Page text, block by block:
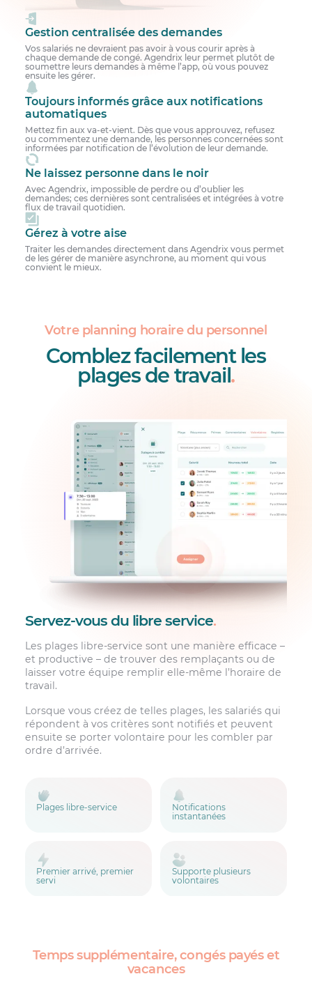
Gestion centralisée des demandes
Vos salariés ne devraient pas avoir à vous courir après à
chaque demande de congé. Agendrix leur permet plutôt de
soumettre leurs demandes à même l’app, où vous pouvez
ensuite les gérer.
Toujours informés grâce aux notifications
automatiques
Mettez fin aux va-et-vient. Dès que vous approuvez, refusez
ou commentez une demande, les personnes concernées sont
informées par notification de l’évolution de leur demande.
Ne laissez personne dans le noir
Avec Agendrix, impossible de perdre ou d’oublier les
demandes; ces dernières sont centralisées et intégrées à votre
flux de travail quotidien.
Gérez à votre aise
Traiter les demandes directement dans Agendrix vous permet
de les gérer de manière asynchrone, au moment qui vous
convient le mieux.
Votre planning horaire du personnel
Comblez facilement les
plages de travail.
Servez-vous du libre service.
Les plages libre-service sont une manière efficace –
et productive – de trouver des remplaçants ou de
laisser votre équipe remplir elle-même l’horaire de
travail.
Lorsque vous créez de telles plages, les salariés qui
répondent à vos critères sont notifiés et peuvent
ensuite se porter volontaire pour les combler par
ordre d’arrivée.
Plages libre-service
Notifications
instantanées
Premier arrivé, premier
servi
Supporte plusieurs
volontaires
Temps supplémentaire, congés payés et
vacances